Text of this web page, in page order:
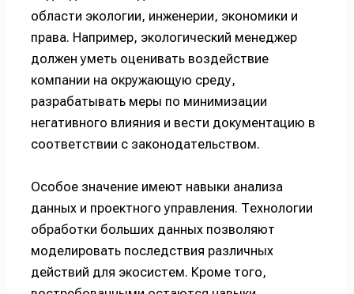
области экологии, инженерии, экономики и
права. Например, экологический менеджер
должен уметь оценивать воздействие
компании на окружающую среду,
разрабатывать меры по минимизации
негативного влияния и вести документацию в
соответствии с законодательством.
Особое значение имеют навыки анализа
данных и проектного управления. Технологии
обработки больших данных позволяют
моделировать последствия различных
действий для экосистем. Кроме того,